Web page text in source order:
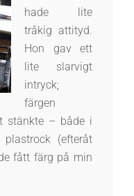
hade lite
tråkig attityd.
Hon gav ett
lite slarvigt
intryck;
färgen
stänkte – både i
(efteråt
fått färg på min